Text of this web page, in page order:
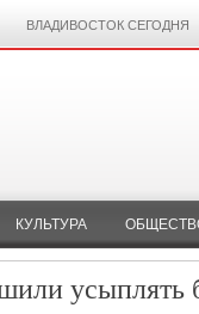
ВЛАДИВОСТОК СЕГОДНЯ
КУЛЬТУРА
усыплять